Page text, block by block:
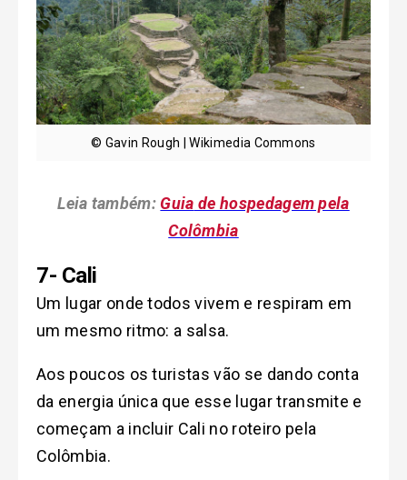
© Gavin Rough | Wikimedia Commons
Leia também: Guia de hospedagem pela
Colômbia
7- Cali
Um lugar onde todos vivem e respiram em
um mesmo ritmo: a salsa.
Aos poucos os turistas vão se dando conta
da energia única que esse lugar transmite e
começam a incluir Cali no roteiro pela
Colômbia.